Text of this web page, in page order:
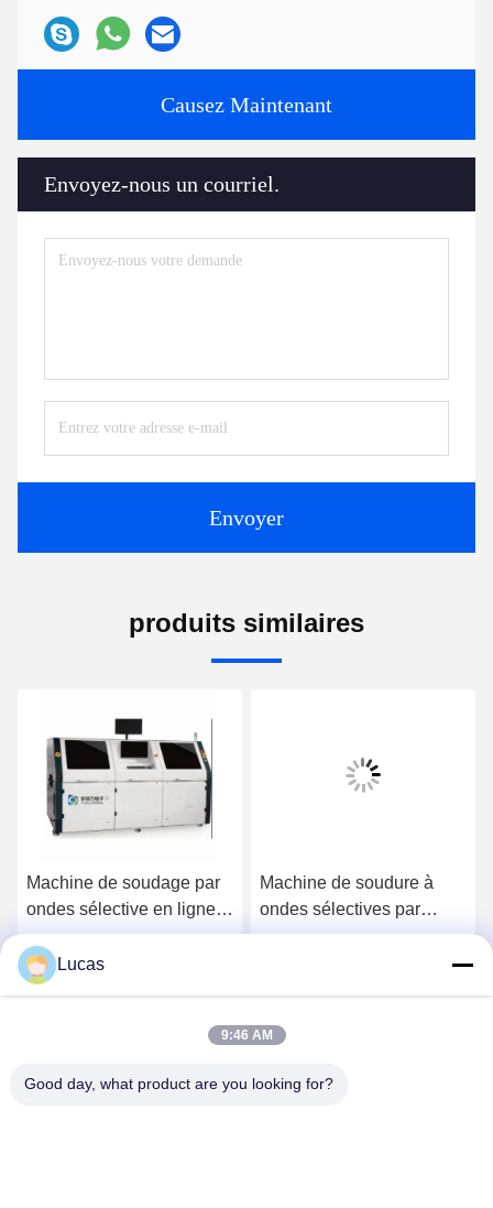
Causez Maintenant
Envoyez-nous un courriel.
Envoyer
produits similaires
Machine de soudage par
ondes sélective en ligne
entièrement automatique
à haute efficacité et haute
précision
Machine de soudure à
ondes sélectives par
fractionnement YS-320S
Lucas
9:46 AM
Good day, what product are you looking for?